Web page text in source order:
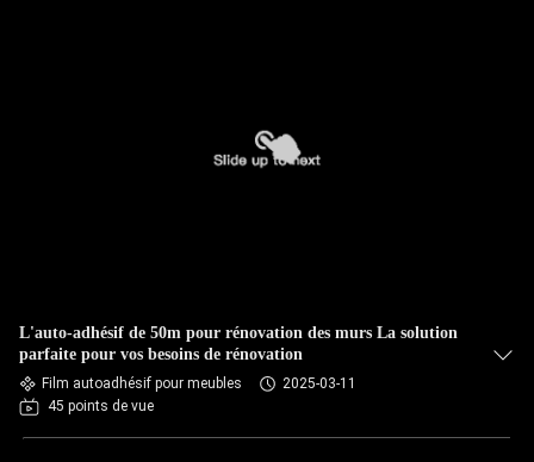
L'auto-adhésif de 50m pour rénovation des murs La solution
parfaite pour vos besoins de rénovation
Film autoadhésif pour meubles
2025-03-11
45 points de vue